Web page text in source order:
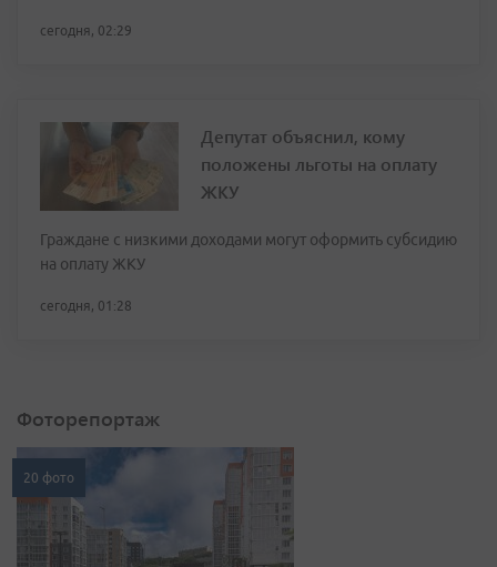
сегодня, 02:29
Депутат объяснил, кому
положены льготы на оплату
ЖКУ
Граждане с низкими доходами могут оформить субсидию
на оплату ЖКУ
сегодня, 01:28
Фоторепортаж
20 фото